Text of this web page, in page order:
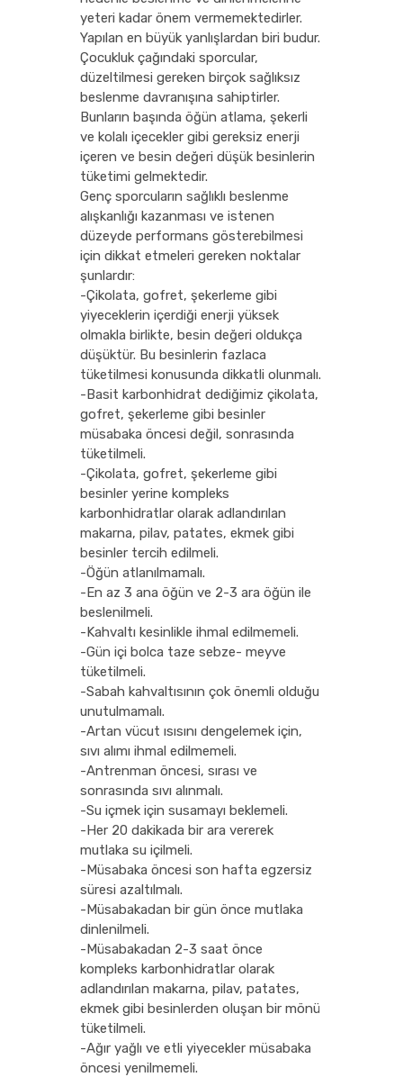
yeteri kadar önem vermemektedirler.
Yapılan en büyük yanlışlardan biri budur.
Çocukluk çağındaki sporcular,
düzeltilmesi gereken birçok sağlıksız
beslenme davranışına sahiptirler.
Bunların başında öğün atlama, şekerli
ve kolalı içecekler gibi gereksiz enerji
içeren ve besin değeri düşük besinlerin
tüketimi gelmektedir.
Genç sporcuların sağlıklı beslenme
alışkanlığı kazanması ve istenen
düzeyde performans gösterebilmesi
için dikkat etmeleri gereken noktalar
şunlardır:
-Çikolata, gofret, şekerleme gibi
yiyeceklerin içerdiği enerji yüksek
olmakla birlikte, besin değeri oldukça
düşüktür. Bu besinlerin fazlaca
tüketilmesi konusunda dikkatli olunmalı.
-Basit karbonhidrat dediğimiz çikolata,
gofret, şekerleme gibi besinler
müsabaka öncesi değil, sonrasında
tüketilmeli.
-Çikolata, gofret, şekerleme gibi
besinler yerine kompleks
karbonhidratlar olarak adlandırılan
makarna, pilav, patates, ekmek gibi
besinler tercih edilmeli.
-Öğün atlanılmamalı.
-En az 3 ana öğün ve 2-3 ara öğün ile
beslenilmeli.
-Kahvaltı kesinlikle ihmal edilmemeli.
-Gün içi bolca taze sebze- meyve
tüketilmeli.
-Sabah kahvaltısının çok önemli olduğu
unutulmamalı.
-Artan vücut ısısını dengelemek için,
sıvı alımı ihmal edilmemeli.
-Antrenman öncesi, sırası ve
sonrasında sıvı alınmalı.
-Su içmek için susamayı beklemeli.
-Her 20 dakikada bir ara vererek
mutlaka su içilmeli.
-Müsabaka öncesi son hafta egzersiz
süresi azaltılmalı.
-Müsabakadan bir gün önce mutlaka
dinlenilmeli.
-Müsabakadan 2-3 saat önce
kompleks karbonhidratlar olarak
adlandırılan makarna, pilav, patates,
ekmek gibi besinlerden oluşan bir mönü
tüketilmeli.
-Ağır yağlı ve etli yiyecekler müsabaka
öncesi yenilmemeli.